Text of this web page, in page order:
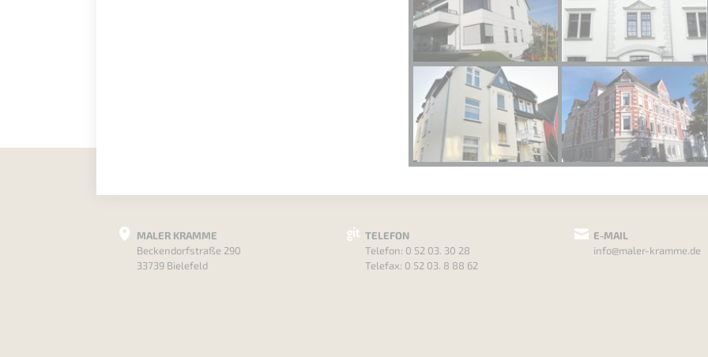
MALER KRAMME
Beckendorfstraße 290
33739 Bielefeld
TELEFON
Telefon: 0 52 03. 30 28
Telefax: 0 52 03. 8 88 62
E-MAIL
info@maler-kramme.de